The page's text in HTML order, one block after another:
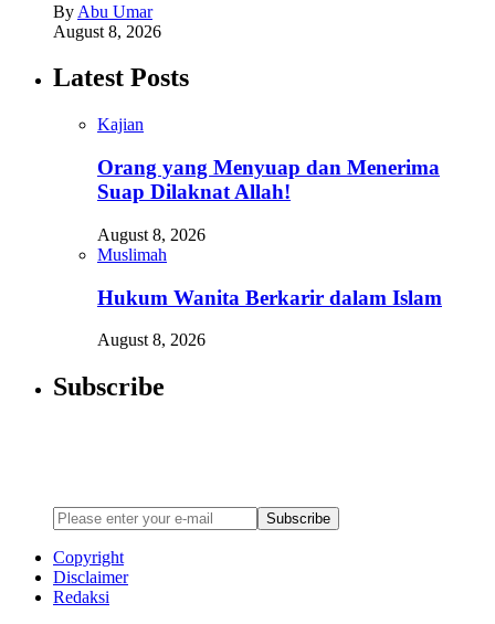
By Abu Umar
August 8, 2026
Latest Posts
Kajian
Orang yang Menyuap dan Menerima
Suap Dilaknat Allah!
August 8, 2026
Muslimah
Hukum Wanita Berkarir dalam Islam
August 8, 2026
Subscribe
Subscribe
Copyright
Disclaimer
Redaksi